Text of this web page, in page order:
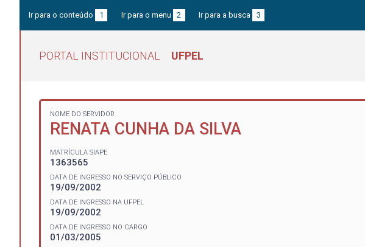
Ir para o conteúdo 1 Ir para o menu 2 Ir para a busca 3
PORTAL INSTITUCIONAL UFPEL
NOME DO SERVIDOR
RENATA CUNHA DA SILVA
MATRÍCULA SIAPE
1363565
DATA DE INGRESSO NO SERVIÇO PÚBLICO
19/09/2002
DATA DE INGRESSO NA UFPEL
19/09/2002
DATA DE INGRESSO NO CARGO
01/03/2005